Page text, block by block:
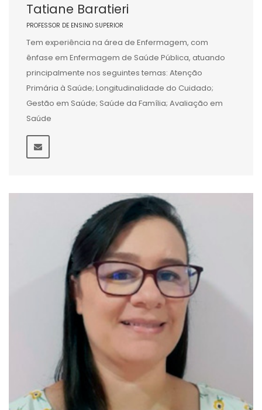
Tatiane Baratieri
PROFESSOR DE ENSINO SUPERIOR
Tem experiência na área de Enfermagem, com
ênfase em Enfermagem de Saúde Pública, atuando
principalmente nos seguintes temas: Atenção
Primária à Saúde; Longitudinalidade do Cuidado;
Gestão em Saúde; Saúde da Família; Avaliação em
Saúde